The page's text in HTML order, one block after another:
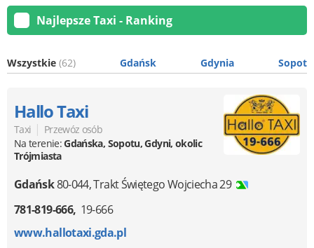
Najlepsze Taxi - Ranking
Wszystkie (62) Gdańsk Gdynia Sopot
Hallo Taxi
Taxi | Przewóz osób
Na terenie:Gdańska, Sopotu, Gdyni, okolic
Trójmiasta
Gdańsk80-044,Trakt Świętego Wojciecha 29
781-819-666 19-666
www.hallotaxi.gda.pl